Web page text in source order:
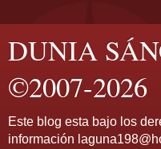
DUNIA
©2007-2026
Este blog esta bajo los
información